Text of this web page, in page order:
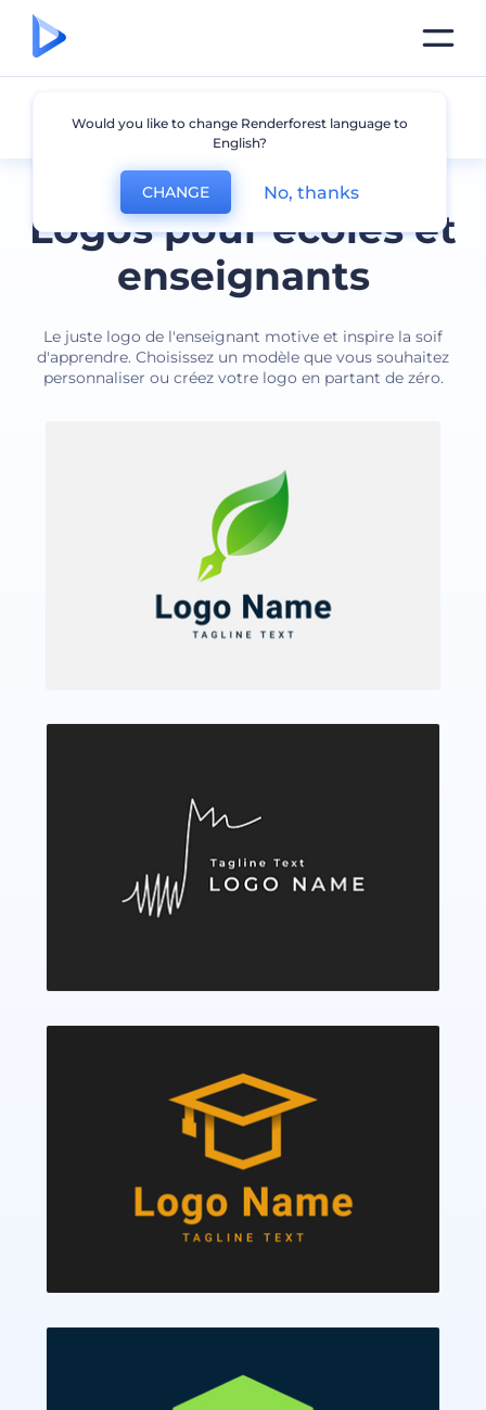
Logos pour écoles et
enseignants
Le juste logo de l'enseignant motive et inspire la soif
d'apprendre. Choisissez un modèle que vous souhaitez
personnaliser ou créez votre logo en partant de zéro.
Enseignant
Would you like to change Renderforest language to
English?
CHANGE No, thanks